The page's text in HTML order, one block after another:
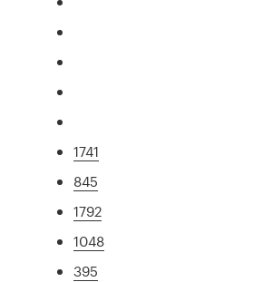
1741
845
1792
1048
395